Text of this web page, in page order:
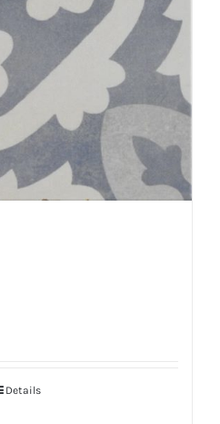
Details